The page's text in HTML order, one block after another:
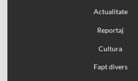
Actualitate
Reportaj
Cultura
Fapt divers